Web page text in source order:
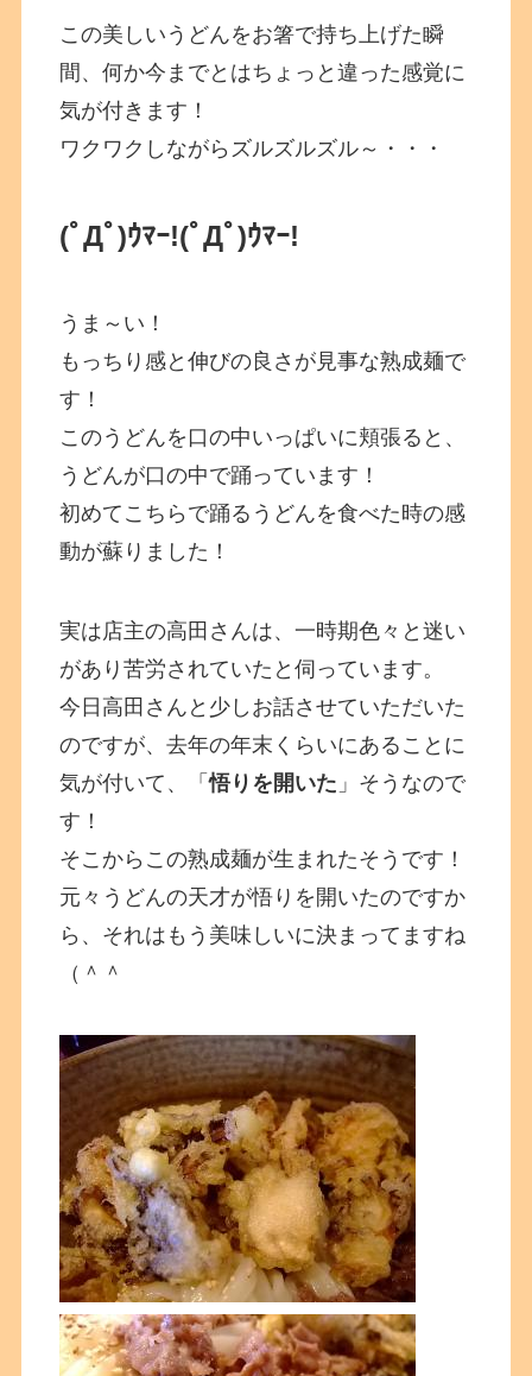
この美しいうどんをお箸で持ち上げた瞬
間、何か今までとはちょっと違った感覚に
気が付きます！
ワクワクしながらズルズルズル～・・・
(ﾟДﾟ)ｳﾏｰ!(ﾟДﾟ)ｳﾏｰ!
うま～い！
もっちり感と伸びの良さが見事な熟成麺で
す！
このうどんを口の中いっぱいに頬張ると、
うどんが口の中で踊っています！
初めてこちらで踊るうどんを食べた時の感
動が蘇りました！
実は店主の高田さんは、一時期色々と迷い
があり苦労されていたと伺っています。
今日高田さんと少しお話させていただいた
のですが、去年の年末くらいにあることに
気が付いて、「悟りを開いた 」そうなので
す！
そこからこの熟成麺が生まれたそうです！
元々うどんの天才が悟りを開いたのですか
ら、それはもう美味しいに決まってますね
（＾＾